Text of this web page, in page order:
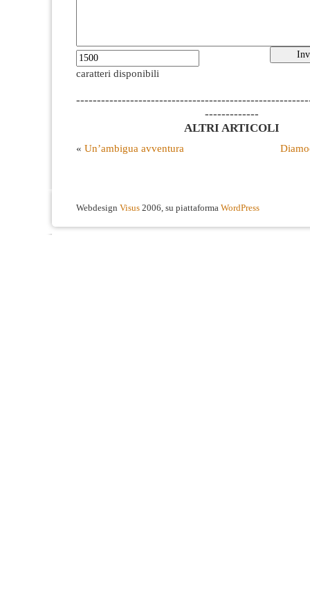
caratteri disponibili
-------------
ALTRI ARTICOLI
« Un’ambigua avventura
Webdesign Visus 2006, su piattaforma WordPress